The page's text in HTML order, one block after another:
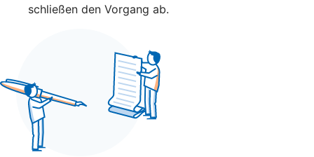
schließen den Vorgang ab.